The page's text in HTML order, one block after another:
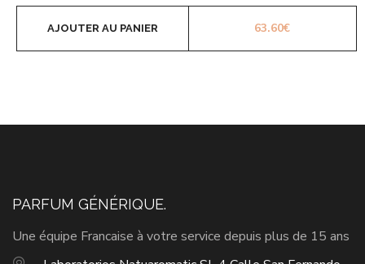
63.60€
AJOUTER AU PANIER
PARFUM GÉNÉRIQUE.
Une équipe Francaise à votre service depuis plus de 15 ans